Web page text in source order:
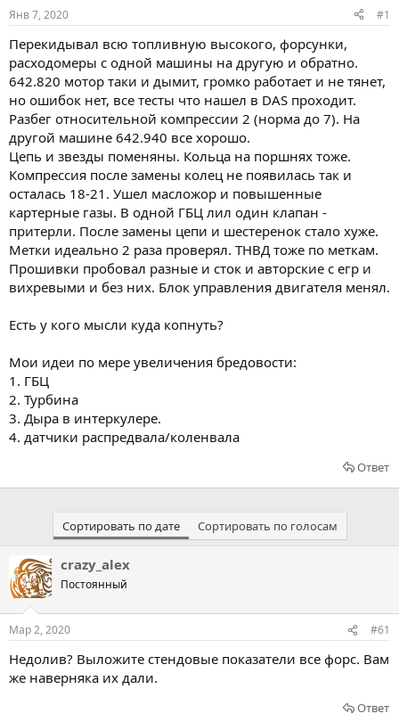
а
Янв 7, 2020 #1
Перекидывал всю топливную высокого, форсунки,
расходомеры с одной машины на другую и обратно.
642.820 мотор таки и дымит, громко работает и не тянет,
но ошибок нет, все тесты что нашел в DAS проходит.
Разбег относительной компрессии 2 (норма до 7). На
другой машине 642.940 все хорошо.
Цепь и звезды поменяны. Кольца на поршнях тоже.
Компрессия после замены колец не появилась так и
осталась 18-21. Ушел масложор и повышенные
картерные газы. В одной ГБЦ лил один клапан -
притерли. После замены цепи и шестеренок стало хуже.
Метки идеально 2 раза проверял. ТНВД тоже по меткам.
Прошивки пробовал разные и сток и авторские с егр и
вихревыми и без них. Блок управления двигателя менял.
Есть у кого мысли куда копнуть?
Мои идеи по мере увеличения бредовости:
1. ГБЦ
2. Турбина
3. Дыра в интеркулере.
4. датчики распредвала/коленвала
Ответ
Сортировать по дате Сортировать по голосам
crazy_alex
Постоянный
Мар 2, 2020 #61
Недолив? Выложите стендовые показатели все форс. Вам
же наверняка их дали.
Ответ